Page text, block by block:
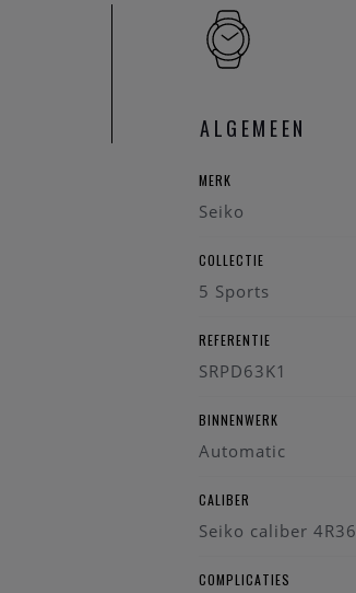
ALGEMEEN
MERK
Seiko
COLLECTIE
5 Sports
REFERENTIE
SRPD63K1
BINNENWERK
Automatic
CALIBER
Seiko caliber 4R36
COMPLICATIES